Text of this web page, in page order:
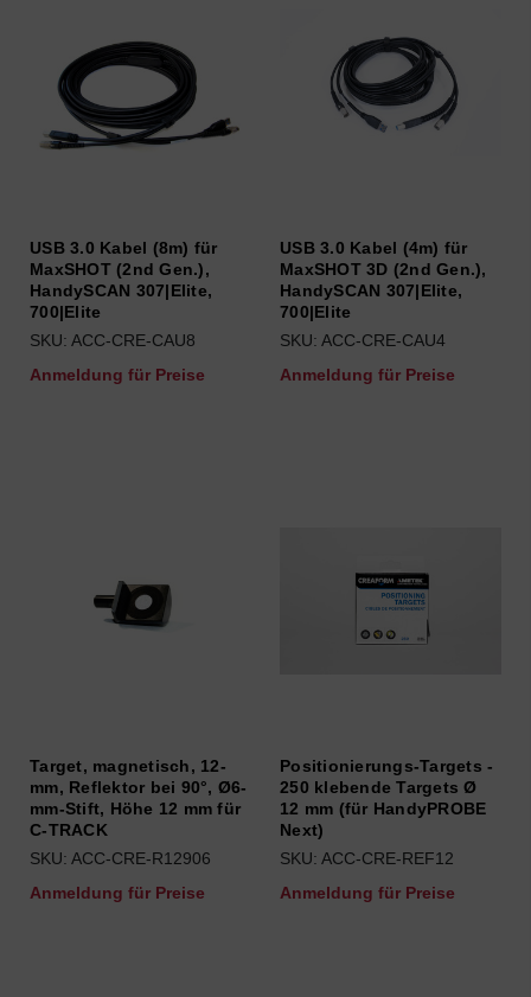
USB 3.0 Kabel (8m) für
MaxSHOT (2nd Gen.),
HandySCAN 307|Elite,
700|Elite
SKU: ACC-CRE-CAU8
Anmeldung für Preise
USB 3.0 Kabel (4m) für
MaxSHOT 3D (2nd Gen.),
HandySCAN 307|Elite,
700|Elite
SKU: ACC-CRE-CAU4
Anmeldung für Preise
Target, magnetisch, 12-
mm, Reflektor bei 90°, Ø6-
mm-Stift, Höhe 12 mm für
C-TRACK
SKU: ACC-CRE-R12906
Anmeldung für Preise
Positionierungs-Targets -
250 klebende Targets Ø
12 mm (für HandyPROBE
Next)
SKU: ACC-CRE-REF12
Anmeldung für Preise